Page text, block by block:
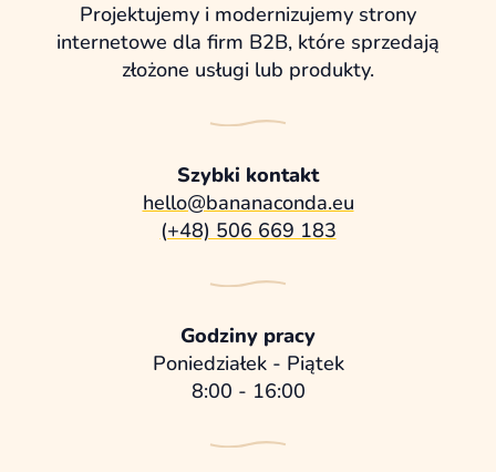
Projektujemy i modernizujemy strony
internetowe dla firm B2B, które sprzedają
złożone usługi lub produkty.
Szybki kontakt
hello@bananaconda.eu
(+48) 506 669 183
Godziny pracy
Poniedziałek - Piątek
8:00 - 16:00